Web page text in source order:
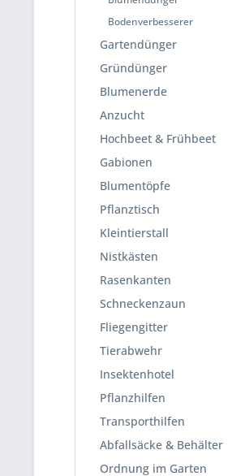
Bodenverbesserer
Gartendünger
Gründünger
Blumenerde
Anzucht
Hochbeet & Frühbeet
Gabionen
Blumentöpfe
Pflanztisch
Kleintierstall
Nistkästen
Rasenkanten
Schneckenzaun
Fliegengitter
Tierabwehr
Insektenhotel
Pflanzhilfen
Transporthilfen
Abfallsäcke & Behälter
Ordnung im Garten